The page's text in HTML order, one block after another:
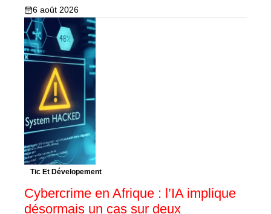
6 août 2026
Tic Et Dévelopement
Cybercrime en Afrique : l’IA implique
désormais un cas sur deux